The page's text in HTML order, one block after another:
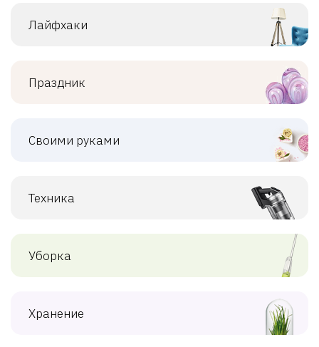
Лайфхаки
Праздник
Своими руками
Техника
Уборка
Хранение